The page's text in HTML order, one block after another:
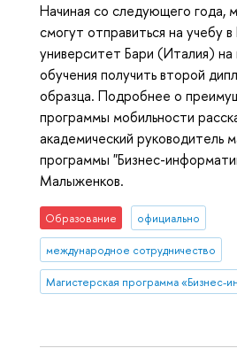
Начиная со следующего года,
смогут отправиться на учебу
университет Бари (Италия) на
обучения получить второй
образца. Подробнее о
программы мобильности
академический руководитель
программы "Бизнес-
Малыженков.
Образование официально
международное сотрудничество
Магистерская программа